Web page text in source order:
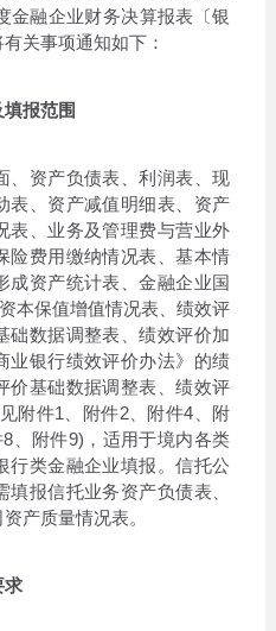
金融企业财务决算报表〔银
关事项通知如下：
报范围
资产负债表、利润表、现
表、资产减值明细表、资产
表、业务及管理费与营业外
险费用缴纳情况表、基本情
成资产统计表、金融企业国
本保值增值情况表、绩效评
础数据调整表、绩效评价加
业银行绩效评价办法》的绩
价基础数据调整表、绩效评
附件1、附件2、附件4、附
、附件9)，适用于境内各类
行类金融企业填报。信托公
报信托业务资产负债表、
产质量情况表。
求